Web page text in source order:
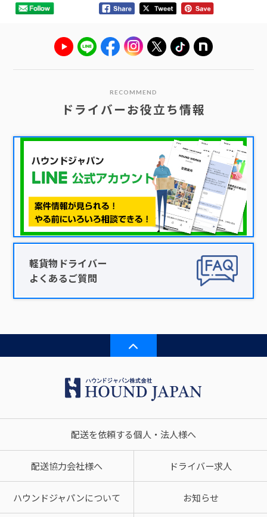
RECOMMEND
ドライバーお役立ち情報
軽貨物ドライバー
よくあるご質問
配送を依頼する個人・法人様へ
配送協力会社様へ ドライバー求人
ハウンドジャパンについて お知らせ